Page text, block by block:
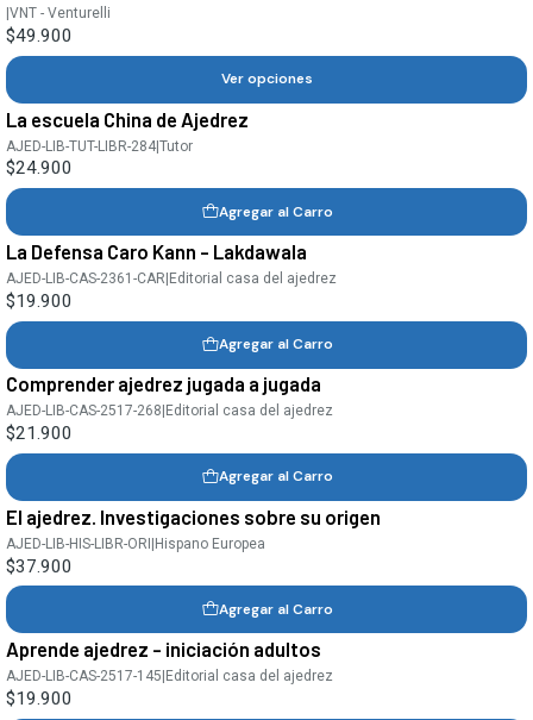
|VNT - Venturelli
$49.900
Ver opciones
La escuela China de Ajedrez
AJED-LIB-TUT-LIBR-284|Tutor
$24.900
Agregar al Carro
La Defensa Caro Kann - Lakdawala
AJED-LIB-CAS-2361-CAR|Editorial casa del ajedrez
$19.900
Agregar al Carro
Comprender ajedrez jugada a jugada
AJED-LIB-CAS-2517-268 Editorial casa del ajedrez
$21.900
Agregar al Carro
El ajedrez. Investigaciones sobre su origen
AJED-LIB-HIS-LIBR-ORI|Hispano Europea
$37.900
Agregar al Carro
Aprende ajedrez - iniciación adultos
AJED-LIB-CAS-2517-145 Editorial casa del ajedrez
$19.900